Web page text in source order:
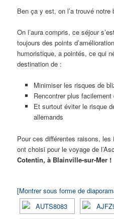
Ben ça y est, on l’a trouvé notre
On l’aura compris, ce séjour
toujours des points
humoristique, a pointés, ce qui
destination de :
Minimiser les risques de
Rencontrer plus
Et surtout éviter le risque
allemands
Pour ces différentes raisons,
ont choisi pour le voyage de
Cotentin, à Blainville-sur-Mer !
[Montrer sous forme de